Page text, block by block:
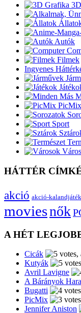
Autók
Filmek
Ingyenes
PicMix
Sport
HÁTTÉR
akció akció-kalandjáték
moviesnők
A HÉT
Cicák
Kutyák
Avril Lavigne
A Bárányok
Bugatti
PicMix
Jennifer Aniston